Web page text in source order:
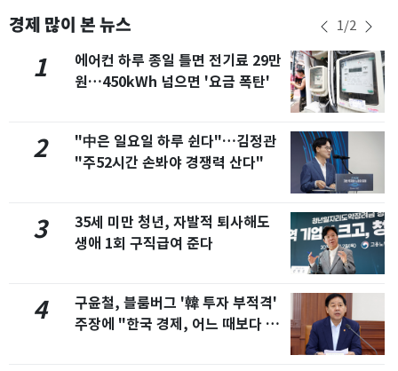
경제 많이 본 뉴스 1/2
1
에어컨 하루 종일 틀면 전기료 29만
원…450kWh 넘으면 '요금 폭탄'
2
"中은 일요일 하루 쉰다"…김정관
"주52시간 손봐야 경쟁력 산다"
3
35세 미만 청년, 자발적 퇴사해도
생애 1회 구직급여 준다
4
구윤철, 블룸버그 '韓 투자 부적격'
주장에 "한국 경제, 어느 때보다 견